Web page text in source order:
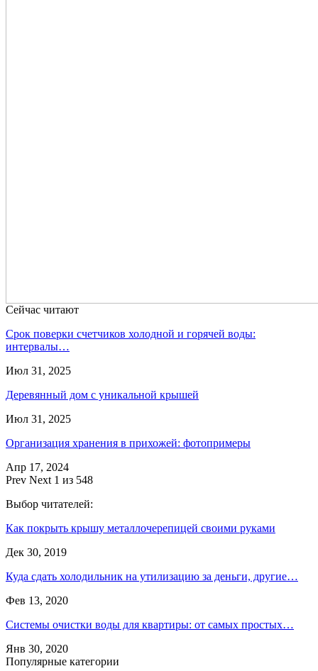
Сейчас читают
Срок поверки счетчиков холодной и горячей воды:
интервалы…
Июл 31, 2025
Деревянный дом с уникальной крышей
Июл 31, 2025
Организация хранения в прихожей: фотопримеры
Апр 17, 2024
Prev Next 1 из 548
Выбор читателей:
Как покрыть крышу металлочерепицей своими руками
Дек 30, 2019
Куда сдать холодильник на утилизацию за деньги, другие…
Фев 13, 2020
Системы очистки воды для квартиры: от самых простых…
Янв 30, 2020
Популярные категории